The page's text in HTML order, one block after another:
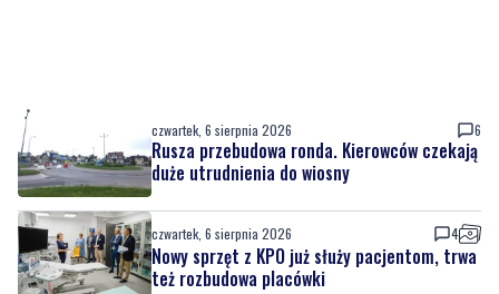
czwartek, 6 sierpnia 2026 6
Rusza przebudowa ronda. Kierowców czekają
duże utrudnienia do wiosny
czwartek, 6 sierpnia 2026 4
Nowy sprzęt z KPO już służy pacjentom, trwa
też rozbudowa placówki